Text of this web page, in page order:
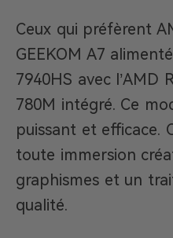
Ceux qui préfèrent
GEEKOM A7
7940HS avec l’AMD
780M intégré. Ce
puissant et efficace.
toute immersion
graphismes et un
qualité.